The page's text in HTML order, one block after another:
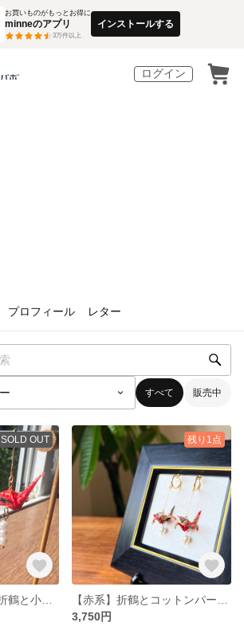
お買いものがもっとお得に
minneのアプリ
3万件以上
インストールする
ログイン
プロフィール レター
すべて 販売中
SOLD OUT 残り1点
3,750円